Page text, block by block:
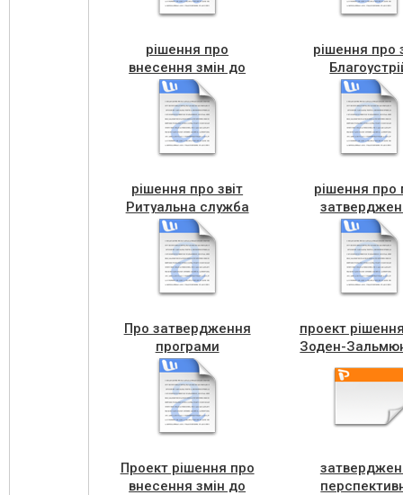
рішення про
внесення змін до
програми питна вода
рішення про
рішення про звіт
Ритуальна служба
рішення про
ріш.ВК про
тз в
Про затвердження
програми
Університет
третього віку
проект
Зоден-
Проект рiшення про
внесення змін до